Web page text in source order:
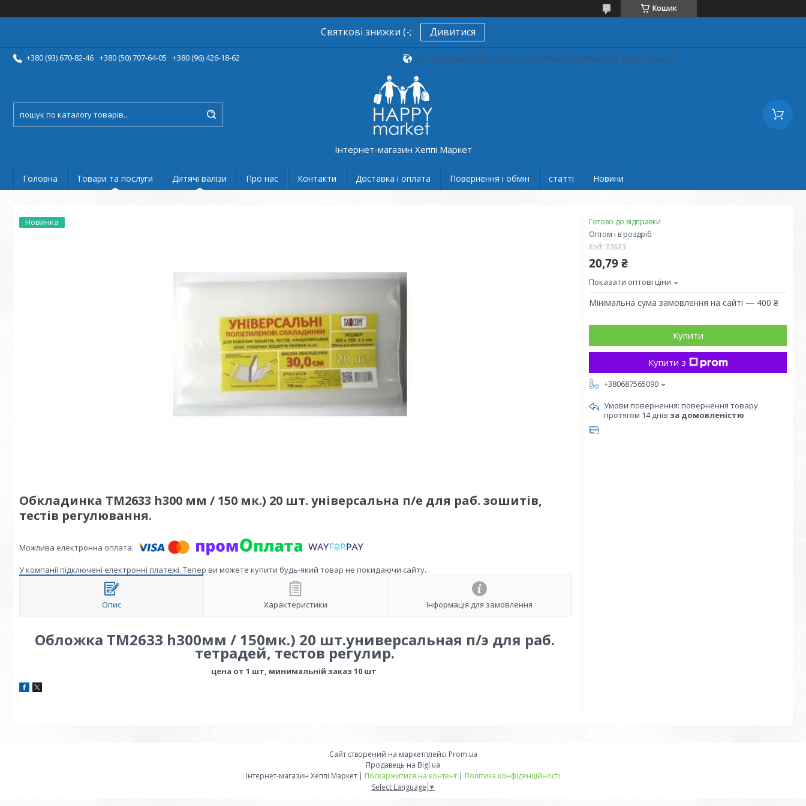
Кошик
Святкові знижки (-; Дивитися
+380 (93) 670-82-46 +380 (50) 707-64-05 +380 (96) 426-18-62 вул. Амурська 5 (станція метро Академіка Барабашова), Харків, Україна
Інтернет-магазин Хеппі Маркет
Головна Товари та послуги Дитячі валізи Про нас Контакти Доставка і оплата Повернення і обмін статті Новини
Новинка
Обкладинка ТМ2633 h300 мм / 150 мк.) 20 шт. універсальна п/е для раб. зошитів,
тестів регулювання.
У компанії підключені електронні платежі. Тепер ви можете купити будь-який товар не покидаючи сайту.
Опис Характеристики Інформація для замовлення
Обложка ТМ2633 h300мм / 150мк.) 20 шт.универсальная п/э для раб.
тетрадей, тестов регулир.
цена от 1 шт, минимальній заказ 10 шт
Готово до відправки
Оптом і в роздріб
Код:33683
20,79 ₴
Показати оптові ціни
Мінімальна сума замовлення на сайті — 400 ₴
Купити
Купити з
+380687565090
повернення товару
протягом 14 днів за домовленістю
Сайт створений на маркетплейсі Prom.ua
Продавець на Bigl.ua
Інтернет-магазин Хеппі Маркет | Поскаржитися на контент | Політика конфіденційності
Select Language ▼